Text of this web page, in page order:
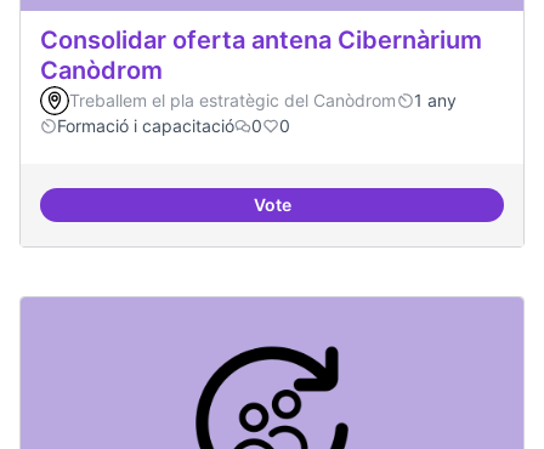
Consolidar oferta antena Cibernàrium
Canòdrom
Treballem el pla estratègic del Canòdrom
1 any
Formació i capacitació
0 0
VoteConsolidar oferta antena